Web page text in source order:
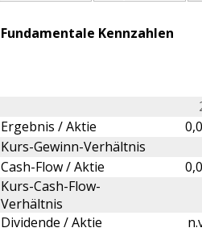
Fundamentale Kennzahlen
Ergebnis / Aktie
Kurs-Gewinn-Verhältnis
Cash-Flow / Aktie
Kurs-Cash-Flow-
Verhältnis
Dividende / Aktie